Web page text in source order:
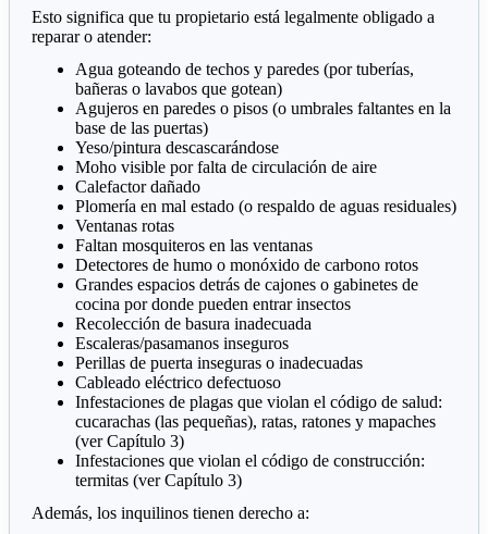
Esto significa que tu propietario está legalmente obligado a
reparar o atender:
Agua goteando de techos y paredes (por tuberías,
bañeras o lavabos que gotean)
Agujeros en paredes o pisos (o umbrales faltantes en la
base de las puertas)
Yeso/pintura descascarándose
Moho visible por falta de circulación de aire
Calefactor dañado
Plomería en mal estado (o respaldo de aguas residuales)
Ventanas rotas
Faltan mosquiteros en las ventanas
Detectores de humo o monóxido de carbono rotos
Grandes espacios detrás de cajones o gabinetes de
cocina por donde pueden entrar insectos
Recolección de basura inadecuada
Escaleras/pasamanos inseguros
Perillas de puerta inseguras o inadecuadas
Cableado eléctrico defectuoso
Infestaciones de plagas que violan el código de salud:
cucarachas (las pequeñas), ratas, ratones y mapaches
(ver Capítulo 3)
Infestaciones que violan el código de construcción:
termitas (ver Capítulo 3)
Además, los inquilinos tienen derecho a: